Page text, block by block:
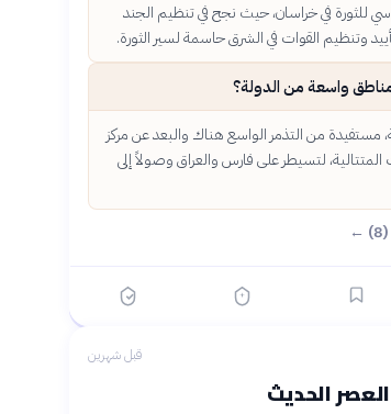
للثورة في خراسان، حيث نجح في تنظيم الجند
وتنظيم القوات في الشرق حاسمة لسير الثورة.
واسعة من الدولة؟
مستفيدة من التذمر الواسع هناك والبعد عن مركز
المتتالية، لتسيطر على فارس والعراق وصولاً إلى
قبل شهرين
الحديث